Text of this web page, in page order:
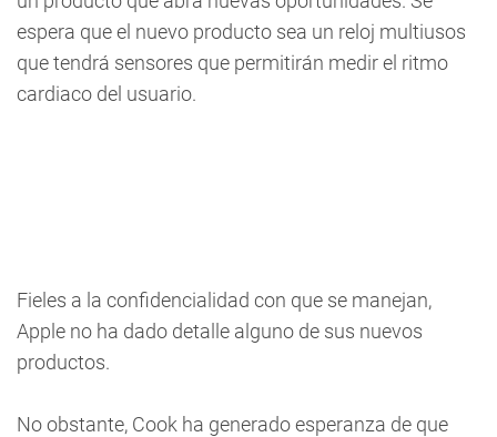
espera que el nuevo producto sea un reloj multiusos
que tendrá sensores que permitirán medir el ritmo
cardiaco del usuario.
Fieles a la confidencialidad con que se manejan,
Apple no ha dado detalle alguno de sus nuevos
productos.
No obstante, Cook ha generado esperanza de que